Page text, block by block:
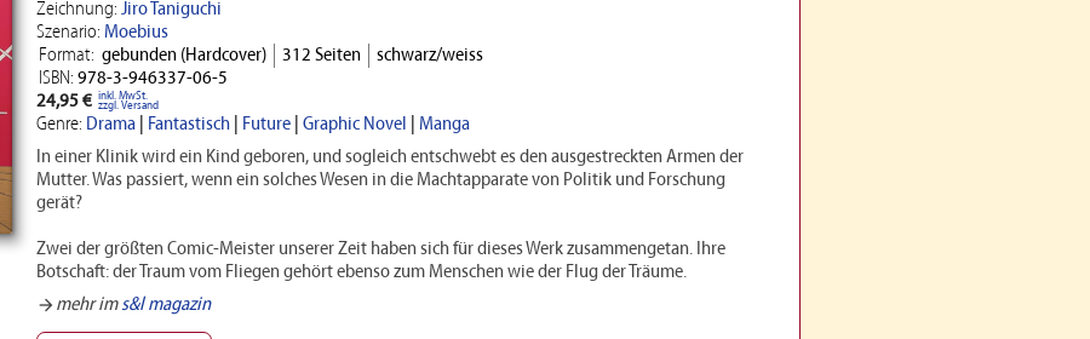
Zeichnung: Jiro Taniguchi
Szenario: Moebius
Format: gebunden (Hardcover) 312 Seiten
schwarz/weiss
ISBN: 978-3-946337-06-5
24,95 € inkl. MwSt.
zzgl. Versand
Genre: Drama Fantastisch Future Graphic Novel
Manga
In einer Klinik wird ein Kind geboren, und sogleich entschwebt es den ausgestreckten Armen der
Mutter. Was passiert, wenn ein solches Wesen in die Machtapparate von Politik und Forschung
gerät?
Zwei der größten Comic-Meister unserer Zeit haben sich für dieses Werk zusammengetan. Ihre
Botschaft: der Traum vom Fliegen gehört ebenso zum Menschen wie der Flug der Träume.
arrow_forward mehr ims&l magazin